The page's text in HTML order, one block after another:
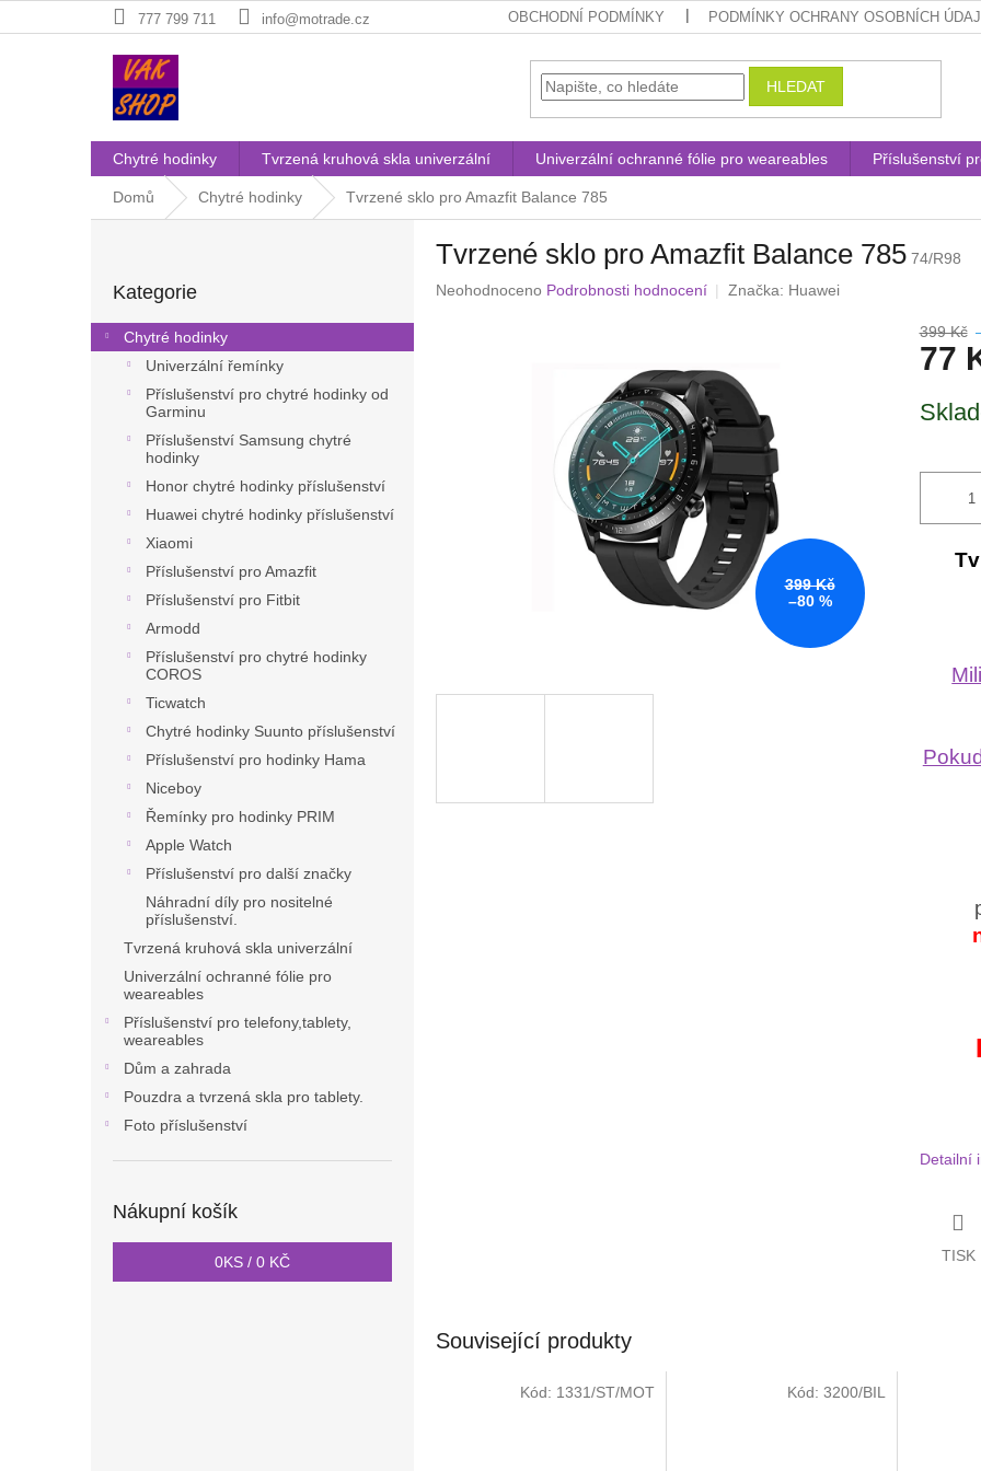
na
777 799 711 info@motrade.cz OBCHODNÍ PODMÍNKY PODMÍNKY OCHRANY OSOBNÍCH
HLEDAT
Chytré hodinky Tvrzená kruhová skla univerzální Univerzální ochranné fólie pro weareables Příslušenství
Domů Chytré hodinky Tvrzené sklo pro Amazfit Balance 785
r
a
kategorie
Kategorie
Chytré hodinky
Univerzální řemínky
Příslušenství pro chytré hodinky od
Garminu
Příslušenství Samsung chytré
hodinky
Honor chytré hodinky příslušenství
Huawei chytré hodinky příslušenství
Xiaomi
Příslušenství pro Amazfit
Příslušenství pro Fitbit
Armodd
Příslušenství pro chytré hodinky
COROS
Ticwatch
Chytré hodinky Suunto příslušenství
Příslušenství pro hodinky Hama
Niceboy
Řemínky pro hodinky PRIM
Apple Watch
Příslušenství pro další značky
Náhradní díly pro nositelné
příslušenství.
Tvrzená kruhová skla univerzální
Univerzální ochranné fólie pro
weareables
Příslušenství pro telefony,tablety,
weareables
Dům a zahrada
Pouzdra a tvrzená skla pro tablety.
Foto příslušenství
Nákupní košík
0KS / 0 KČ
Tvrzené sklo pro Amazfit Balance 785 74/R98
Průměrné
Neohodnoceno Podrobnosti hodnocení Značka: Huawei
399 Kč
–80 %
399 Kč
77
cena:
Detailní
TISK
Související produkty
Kód: 1331/ST/MOT Kód: 3200/BIL